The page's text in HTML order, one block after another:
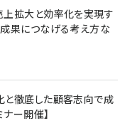
上拡大と効率化を実現す
成果につなげる考え方な
と徹底した顧客志向で成
ー開催】